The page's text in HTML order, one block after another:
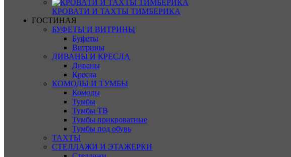
КРОВАТИ И ТАХТЫ ТИМБЕРИКА
ГОСТИНАЯ
БУФЕТЫ И ВИТРИНЫ
Буфеты
Витрины
ДИВАНЫ И КРЕСЛА
Диваны
Кресла
КОМОДЫ И ТУМБЫ
Комоды
Тумбы
Тумбы ТВ
Тумбы прикроватные
Тумбы под обувь
ТАХТЫ
СТЕЛЛАЖИ И ЭТАЖЕРКИ